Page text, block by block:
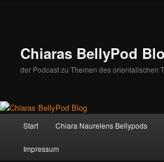
Chiaras BellyPod
der Podcast zu Themen des orientalischen
Start Chiara Naurelens Bellypods
Impressum